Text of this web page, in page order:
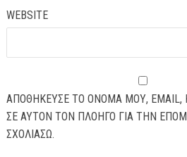
WEBSITE
ΑΠΟΘΉΚΕΥΣΕ ΤΟ ΌΝΟΜΆ ΜΟΥ, EMAIL,
ΣΕ ΑΥΤΌΝ ΤΟΝ ΠΛΟΗΓΌ ΓΙΑ ΤΗΝ
ΣΧΟΛΙΆΣΩ.